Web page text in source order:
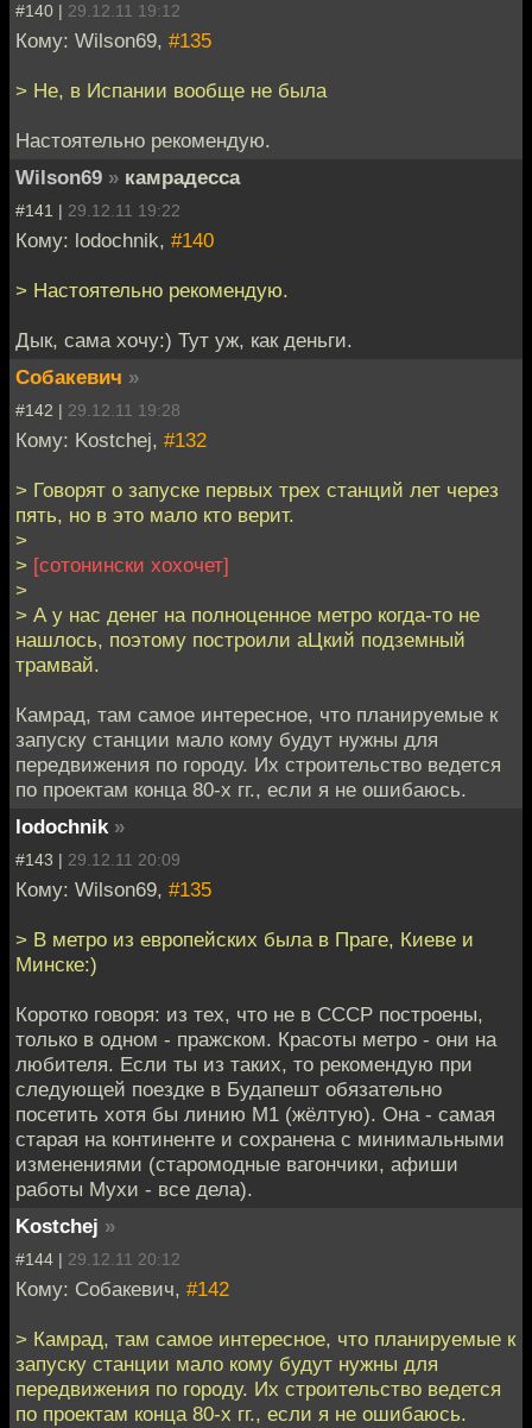
#140 | 29.12.11 19:12
Кому: Wilson69, #135
> Не, в Испании вообще не была
Настоятельно рекомендую.
Wilson69 » камрадесса
#141 | 29.12.11 19:22
Кому: lodochnik, #140
> Настоятельно рекомендую.
Дык, сама хочу:) Тут уж, как деньги.
Собакевич »
#142 | 29.12.11 19:28
Кому: Kostchej, #132
> Говорят о запуске первых трех станций лет через
пять, но в это мало кто верит.
>
> [сотонински хохочет]
>
> А у нас денег на полноценное метро когда-то не
нашлось, поэтому построили аЦкий подземный
трамвай.
Камрад, там самое интересное, что планируемые к
запуску станции мало кому будут нужны для
передвижения по городу. Их строительство ведется
по проектам конца 80-х гг., если я не ошибаюсь.
lodochnik »
#143 | 29.12.11 20:09
Кому: Wilson69, #135
> В метро из европейских была в Праге, Киеве и
Минске:)
Коротко говоря: из тех, что не в СССР построены,
только в одном - пражском. Красоты метро - они на
любителя. Если ты из таких, то рекомендую при
следующей поездке в Будапешт обязательно
посетить хотя бы линию М1 (жёлтую). Она - самая
старая на континенте и сохранена с минимальными
изменениями (старомодные вагончики, афиши
работы Мухи - все дела).
Kostchej »
#144 | 29.12.11 20:12
Кому: Собакевич, #142
> Камрад, там самое интересное, что планируемые к
запуску станции мало кому будут нужны для
передвижения по городу. Их строительство ведется
по проектам конца 80-х гг., если я не ошибаюсь.